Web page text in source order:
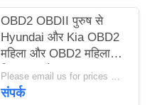
OBD2 OBDII पुरुष से
Hyundai और Kia OBD2
महिला और OBD2 महिला
स्प्लिटर Y केबल
Please email us for prices MOQ:100 पीसी
संपर्क